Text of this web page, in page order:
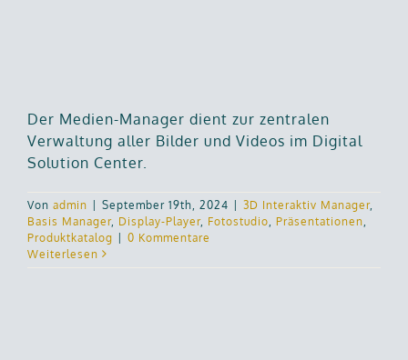
Der Medien-Manager dient zur zentralen
Verwaltung aller Bilder und Videos im Digital
Solution Center.
Von admin | September 19th, 2024 | 3D Interaktiv Manager,
Basis Manager, Display-Player, Fotostudio Präsentationen
Produktkatalog | 0 Kommentare
Weiterlesen